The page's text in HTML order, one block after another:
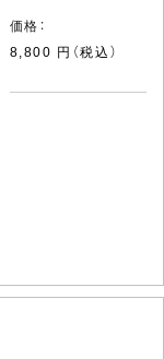
価格：
8,800 円（税込）